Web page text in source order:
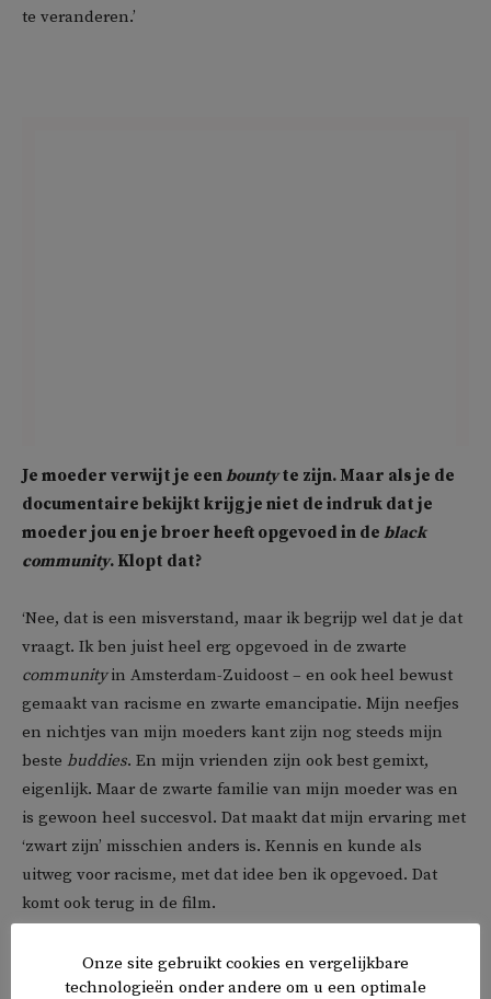
te veranderen.’
Je moeder verwijt je eenbountyte zijn. Maar als je de
documentaire bekijkt krijg je niet de indruk dat je
moeder jou en je broer heeft opgevoed in de black
community. Klopt dat?
‘Nee, dat is een misverstand, maar ik begrijp wel dat je dat
vraagt. Ik ben juist heel erg opgevoed in de zwarte
communityin Amsterdam-Zuidoost – en ook heel bewust
gemaakt van racisme en zwarte emancipatie. Mijn neefjes
en nichtjes van mijn moeders kant zijn nog steeds mijn
beste buddies. En mijn vrienden zijn ook best gemixt,
eigenlijk. Maar de zwarte familie van mijn moeder was en
is gewoon heel succesvol. Dat maakt dat mijn ervaring met
‘zwart zijn’ misschien anders is. Kennis en kunde als
uitweg voor racisme, met dat idee ben ik opgevoed. Dat
komt ook terug in de film.
Is het mogelijk om jezelf als niet-witte man of vrouw te
onttrekken aan een wereld waar racisme op allerlei
Onze site gebruikt cookies en vergelijkbare
technologieën onder andere om u een optimale